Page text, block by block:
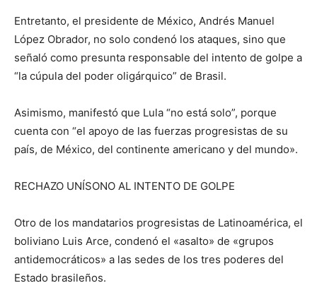
Entretanto, el presidente de México, Andrés Manuel
López Obrador, no solo condenó los ataques, sino que
señaló como presunta responsable del intento de golpe a
“la cúpula del poder oligárquico” de Brasil.
Asimismo, manifestó que Lula “no está solo”, porque
cuenta con “el apoyo de las fuerzas progresistas de su
país, de México, del continente americano y del mundo».
RECHAZO UNÍSONO AL INTENTO DE GOLPE
Otro de los mandatarios progresistas de Latinoamérica, el
boliviano Luis Arce, condenó el «asalto» de «grupos
antidemocráticos» a las sedes de los tres poderes del
Estado brasileños.